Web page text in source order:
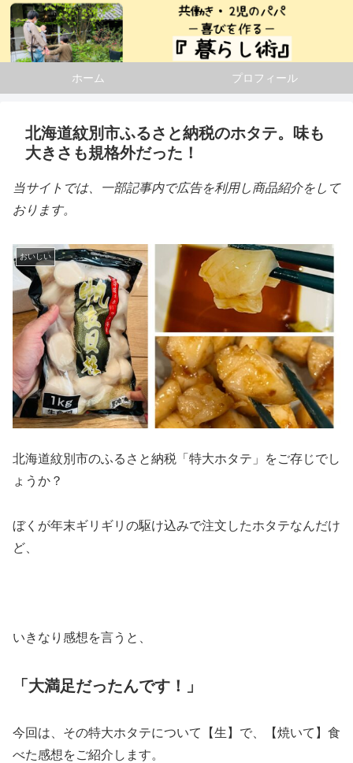
ホーム プロフィール
北海道紋別市ふるさと納税のホタテ。味も
大きさも規格外だった！
当サイトでは、一部記事内で広告を利用し商品紹介をして
おります。
おいしい
北海道紋別市のふるさと納税「特大ホタテ」をご存じでし
ょうか？
ぼくが年末ギリギリの駆け込みで注文したホタテなんだけ
ど、
いきなり感想を言うと、
「大満足だったんです！」
今回は、その特大ホタテについて【生】で、【焼いて】食
べた感想をご紹介します。